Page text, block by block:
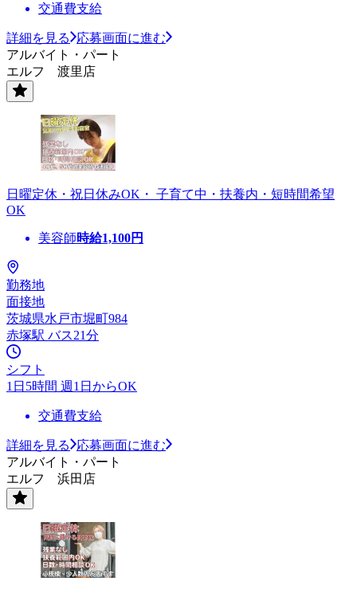
交通費支給
詳細を見る
応募画面に進む
アルバイト・パート
エルフ 渡里店
日曜定休・祝日休みOK・ 子育て中・扶養内・短時間希望
OK
美容師時給1,100円
勤務地
面接地
茨城県水戸市堀町984
赤塚駅 バス21分
シフト
1日5時間 週1日からOK
交通費支給
詳細を見る
応募画面に進む
アルバイト・パート
エルフ 浜田店